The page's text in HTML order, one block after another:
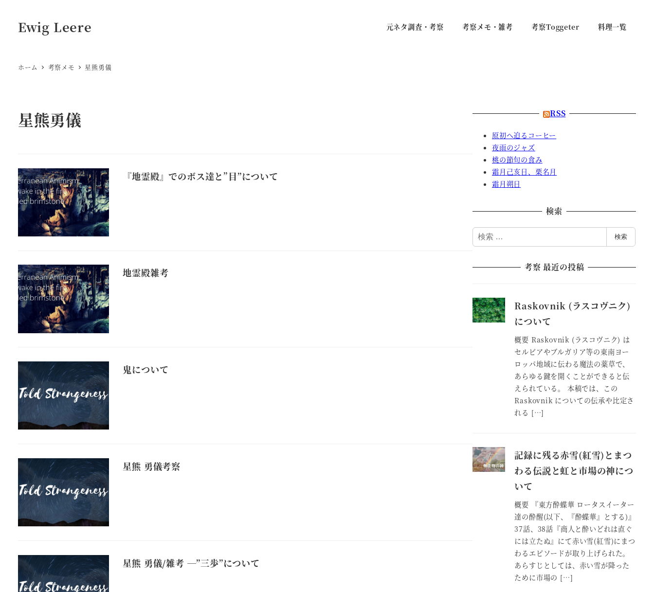
Ewig Leere 元ネタ調査・考察 考察メモ・雑考 考察Toggeter 料理一覧
ホーム 考察メモ 星熊勇儀
星熊勇儀
『地霊殿』でのボス達と”目”について
地霊殿雑考
鬼について
星熊 勇儀考察
星熊 勇儀/雑考 ―”三歩”について
RSS
原初へ迫るコーヒー
夜雨のジャズ
桃の節句の食み
霜月己亥日、栗名月
霜月朔日
検索
検
索
検索
考察 最近の投稿
Raskovnik (ラスコヴニク)
について
概要 Raskovnik (ラスコヴニク) は
セルビアやブルガリア等の東南ヨー
ロッパ地域に伝わる魔法の薬草で、
あらゆる鍵を開くことができると伝
えられている。 本稿では、この
Raskovnik についての伝承や比定さ
れる […]
記録に残る赤雪(紅雪)とまつ
わる伝説と虹と市場の神につ
いて
概要 『東方酔蝶華 ロータスイーター
達の酔醒(以下、『酔蝶華』とする)』
37話、38話『商人と酔いどれは直ぐ
には立たぬ』にて赤い雪(紅雪)にまつ
わるエピソードが取り上げられた。
あらすじとしては、赤い雪が降った
ために市場の […]